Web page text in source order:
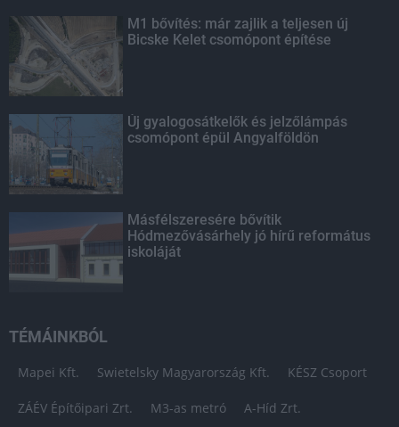
M1 bővítés: már zajlik a teljesen új
Bicske Kelet csomópont építése
Új gyalogosátkelők és jelzőlámpás
csomópont épül Angyalföldön
Másfélszeresére bővítik
Hódmezővásárhely jó hírű református
iskoláját
TÉMÁINKBÓL
Mapei Kft. Swietelsky Magyarország Kft. KÉSZ Csoport
ZÁÉV Építőipari Zrt. M3-as metró A-Híd Zrt.